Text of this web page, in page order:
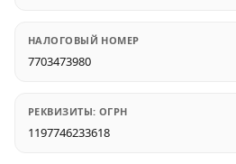
НАЛОГОВЫЙ НОМЕР
7703473980
РЕКВИЗИТЫ: ОГРН
1197746233618